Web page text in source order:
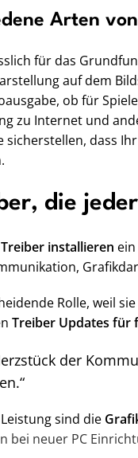
Arten
für das
auf dem
ob für
zu Internet und
sicherstellen, dass
die
Treiber installieren
Rolle, weil
Treiber Updates für
der
sind die
bei neuer PC